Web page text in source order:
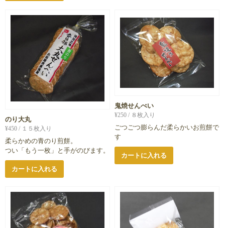
のり大丸
¥450 / １５枚入り
柔らかめの青のり煎餅。
つい「もう一枚」と手がのびます。
カートに入れる
鬼焼せんべい
¥250 / ８枚入り
ごつごつ膨らんだ柔らかいお煎餅で
す
カートに入れる